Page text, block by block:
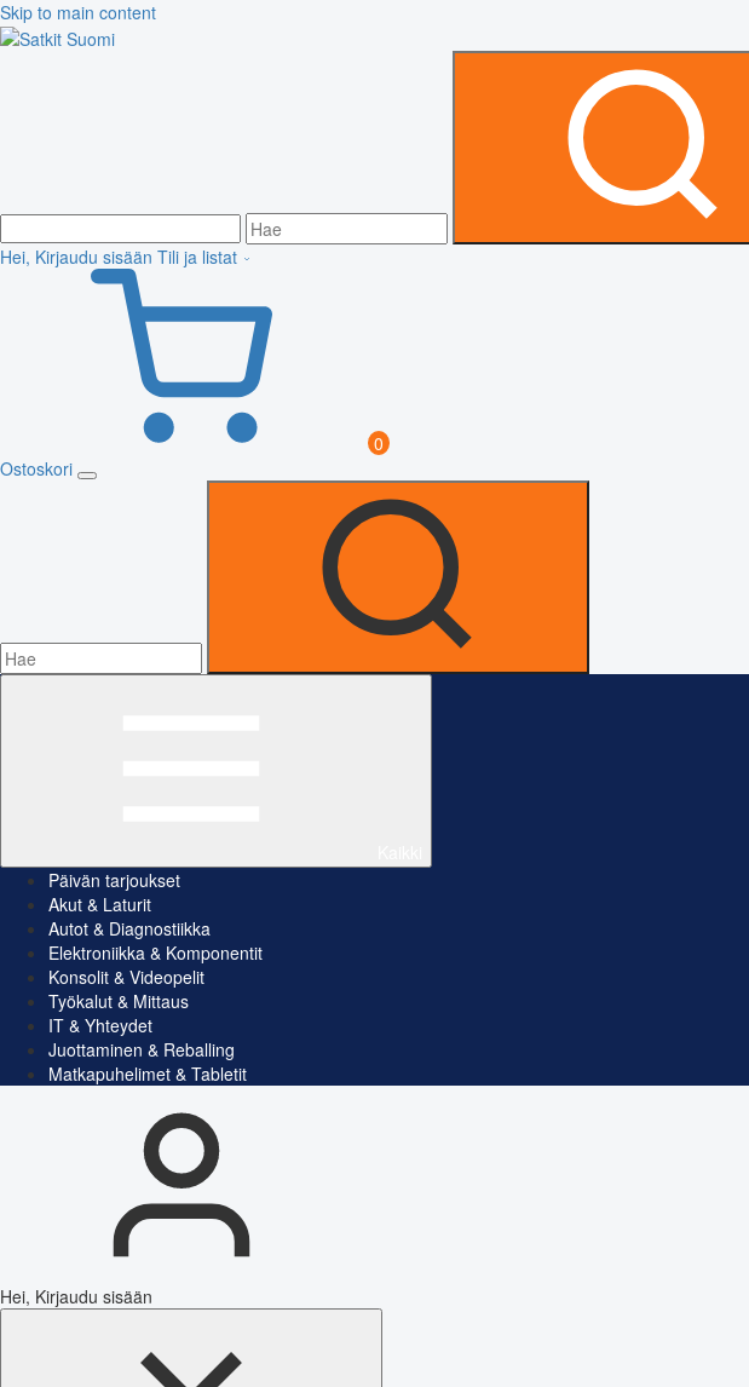
Skip to main content
Hei, Kirjaudu sisään Tili ja listat
0
Ostoskori
Päivän tarjoukset
Akut & Laturit
Autot & Diagnostiikka
Elektroniikka & Komponentit
Konsolit & Videopelit
Työkalut & Mittaus
IT & Yhteydet
Juottaminen & Reballing
Matkapuhelimet & Tabletit
Hei, Kirjaudu sisään